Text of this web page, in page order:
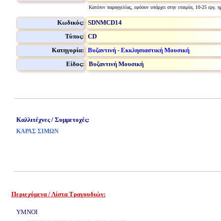
Κατόπιν παραγγελίας, εφόσον υπάρχει στην εταιρία, 10-25 εργ.
Κωδικός: SDNMCD14
Τύπος: CD
Κατηγορία: Βυζαντινή - Εκκλησιαστική Μουσική
Είδος:
Βυζαντινή Μουσική
Καλλιτέχνες / Συμμετοχές:
ΚΑΡΑΣ ΣΙΜΩΝ
Περιεχόμενα / Λίστα Τραγουδιών:
ΥΜΝΟΙ